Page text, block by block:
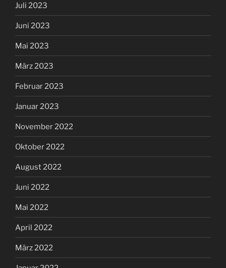
Juli 2023
Juni 2023
Mai 2023
März 2023
Februar 2023
Januar 2023
November 2022
Oktober 2022
August 2022
Juni 2022
Mai 2022
April 2022
März 2022